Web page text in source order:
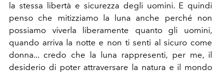
la stessa libertà e sicurezza degli uomini. E quindi
penso che mitizziamo la luna anche perché non
possiamo viverla liberamente quanto gli uomini,
quando arriva la notte e non ti senti al sicuro come
donna... credo che la luna rappresenti, per me, il
desiderio di poter attraversare la natura e il mondo